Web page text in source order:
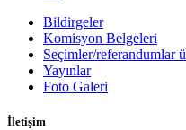
Bildirgeler
Komisyon Belgeleri
Seçimler/referandumlar
Yayınlar
Foto Galeri
İletişim